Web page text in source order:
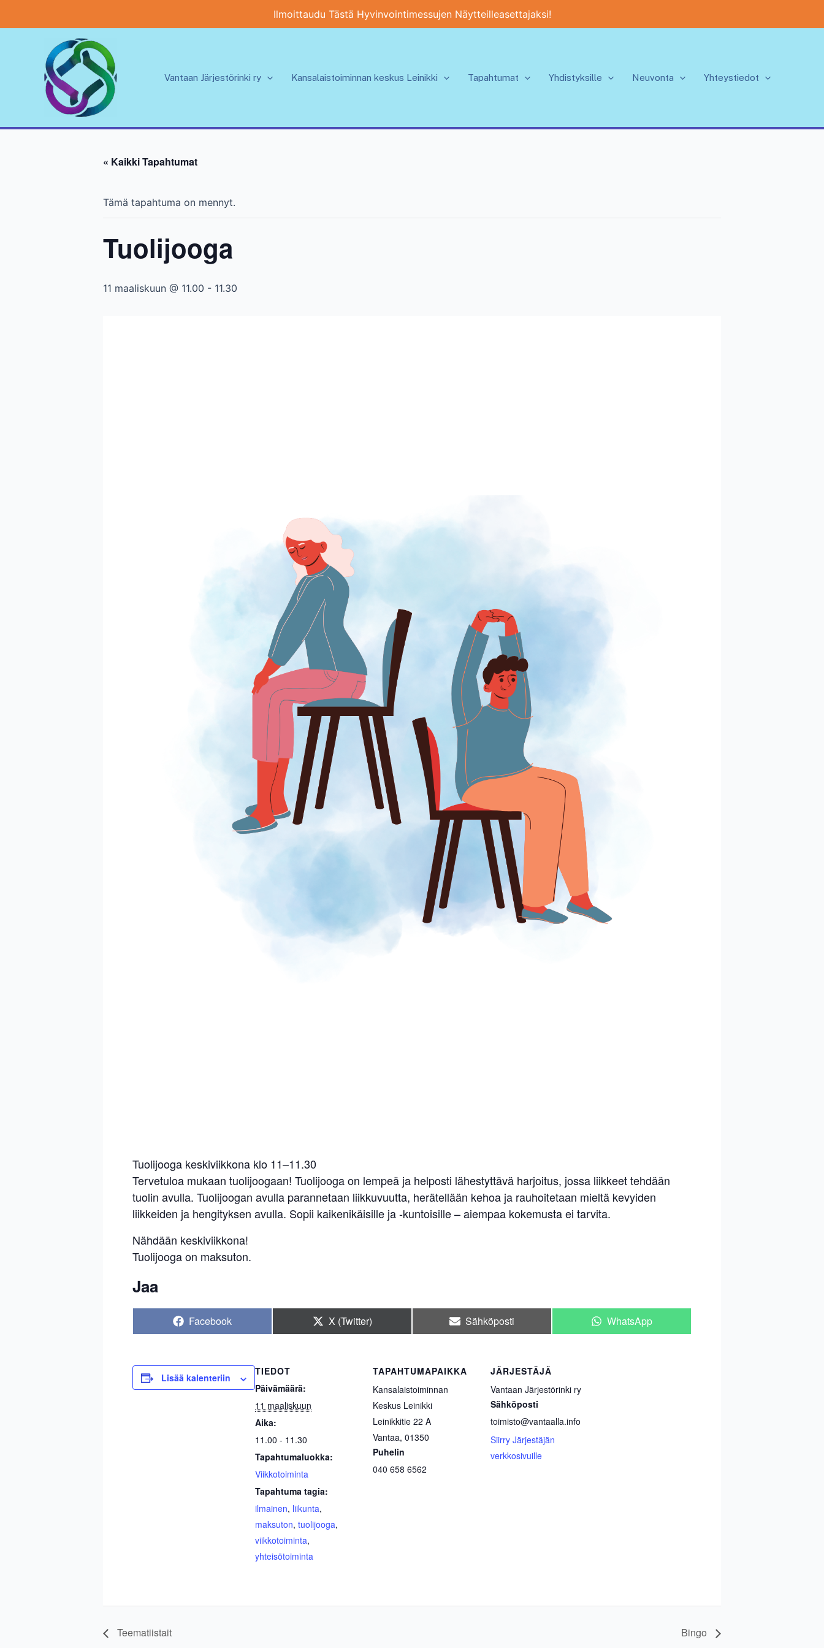
Ilmoittaudu Tästä Hyvinvointimessujen Näytteilleasettajaksi!
Vantaan Järjestörinki ry Kansalaistoiminnan keskus Leinikki Tapahtumat Yhdistyksille Neuvonta Yhteystiedot
« Kaikki Tapahtumat
Tämä tapahtuma on mennyt.
Tuolijooga
11 maaliskuun @ 11.00 - 11.30
Tuolijooga keskiviikkona klo 11–11.30
Tervetuloa mukaan tuolijoogaan! Tuolijooga on lempeä ja helposti lähestyttävä harjoitus, jossa liikkeet tehdään
tuolin avulla. Tuolijoogan avulla parannetaan liikkuvuutta, herätellään kehoa ja rauhoitetaan mieltä kevyiden
liikkeiden ja hengityksen avulla. Sopii kaikenikäisille ja -kuntoisille – aiempaa kokemusta ei tarvita.
Nähdään keskiviikkona!
Tuolijooga on maksuton.
Jaa
Share
Facebook Share
X (Twitter) Share
Sähköposti Share
WhatsApp
Lisää kalenteriin
TIEDOT
Päivämäärä:
11 maaliskuun
Aika:
11.00 - 11.30
Tapahtumaluokka:
Viikkotoiminta
Tapahtuma tagia:
ilmainen, liikunta,
maksuton, tuolijooga,
viikkotoiminta,
yhteisötoiminta
TAPAHTUMAPAIKKA
Kansalaistoiminnan
Keskus Leinikki
Leinikkitie 22 A
Vantaa, 01350
Puhelin
040 658 6562
JÄRJESTÄJÄ
Vantaan Järjestörinki ry
Sähköposti
toimisto@vantaalla.info
Siirry Järjestäjän
verkkosivuille
Teematiistait Bingo